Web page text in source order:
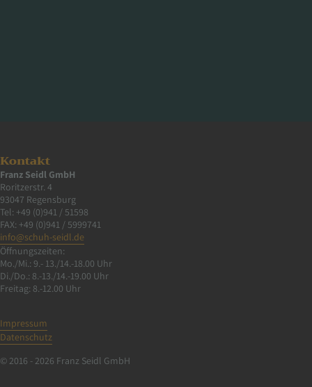
Kontakt
Franz Seidl GmbH
Roritzerstr. 4
93047 Regensburg
Tel: +49 (0)941 / 51598
FAX: +49 (0)941 / 5999741
info@schuh-seidl.de
Öffnungszeiten:
Mo./Mi.: 9.- 13./14.-18.00 Uhr
Di./Do.: 8.-13./14.-19.00 Uhr
Freitag: 8.-12.00 Uhr
Impressum
Datenschutz
© 2016 - 2026 Franz Seidl GmbH